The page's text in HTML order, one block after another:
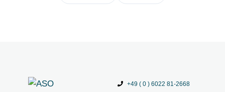
+49 ( 0 ) 6022 81-2668